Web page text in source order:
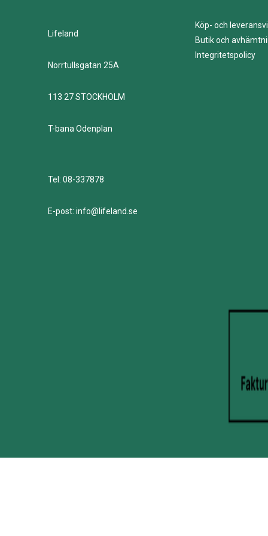
Lifeland
Norrtullsgatan 25A
113 27 STOCKHOLM
T-bana Odenplan
Tel: 08-337878
E-post: info@lifeland.se
Köp- och
Butik och
Integritetspolicy